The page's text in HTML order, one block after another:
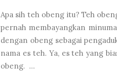
Apa sih teh obeng itu? Teh
pernah membayangkan
dengan obeng sebagai
nama es teh. Ya, es teh yang
obeng. ...